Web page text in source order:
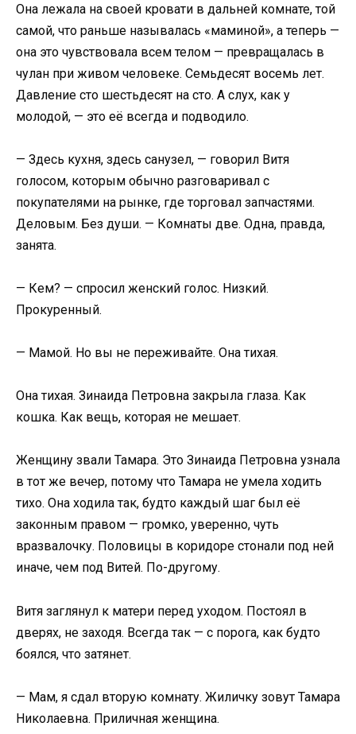
Она лежала на своей кровати в дальней комнате, той
самой, что раньше называлась «маминой», а теперь —
она это чувствовала всем телом — превращалась в
чулан при живом человеке. Семьдесят восемь лет.
Давление сто шестьдесят на сто. А слух, как у
молодой, — это её всегда и подводило.
— Здесь кухня, здесь санузел, — говорил Витя
голосом, которым обычно разговаривал с
покупателями на рынке, где торговал запчастями.
Деловым. Без души. — Комнаты две. Одна, правда,
занята.
— Кем? — спросил женский голос. Низкий.
Прокуренный.
— Мамой. Но вы не переживайте. Она тихая.
Она тихая. Зинаида Петровна закрыла глаза. Как
кошка. Как вещь, которая не мешает.
Женщину звали Тамара. Это Зинаида Петровна узнала
в тот же вечер, потому что Тамара не умела ходить
тихо. Она ходила так, будто каждый шаг был её
законным правом — громко, уверенно, чуть
вразвалочку. Половицы в коридоре стонали под ней
иначе, чем под Витей. По-другому.
Витя заглянул к матери перед уходом. Постоял в
дверях, не заходя. Всегда так — с порога, как будто
боялся, что затянет.
— Мам, я сдал вторую комнату. Жиличку зовут Тамара
Николаевна. Приличная женщина.